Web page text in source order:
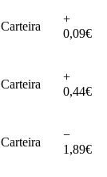
Carteira
+
0,09€
Carteira
+
0,44€
Carteira
−
1,89€